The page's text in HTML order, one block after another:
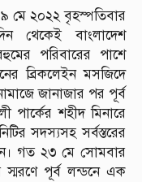
২০২২ বৃহস্পতিবার
থেকেই বাংলাদেশ
পরিবারের পাশে
ব্রিকলেইন মসজিদে
জানাজার পর পূর্ব
শহীদ মিনারে
সদস্যসহ সর্বস্তরের
গত ২৩ মে সোমবার
স্মরণে পূর্ব লন্ডনে এক